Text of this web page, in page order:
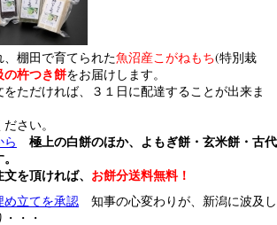
棚田で育てられた魚沼産こがねもち(特別栽
の杵つき餅をお届けします。
ただければ、３１日に配達することが出来ま
さい。
ら
極上の白餅のほか、よもぎ餅・玄米餅・古代
を頂ければ、 お餅分送料無料！
め立てを承認 知事の心変わりが、新潟に波及し
・・